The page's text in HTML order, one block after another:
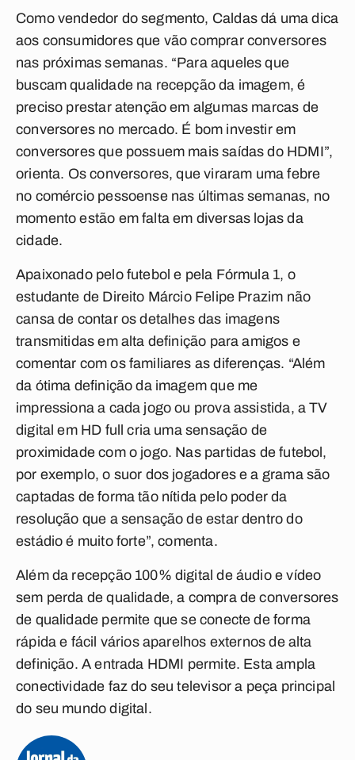
Como vendedor do segmento, Caldas dá uma dica
aos consumidores que vão comprar conversores
nas próximas semanas. “Para aqueles que
buscam qualidade na recepção da imagem, é
preciso prestar atenção em algumas marcas de
conversores no mercado. É bom investir em
conversores que possuem mais saídas do HDMI”,
orienta. Os conversores, que viraram uma febre
no comércio pessoense nas últimas semanas, no
momento estão em falta em diversas lojas da
cidade.
Apaixonado pelo futebol e pela Fórmula 1, o
estudante de Direito Márcio Felipe Prazim não
cansa de contar os detalhes das imagens
transmitidas em alta definição para amigos e
comentar com os familiares as diferenças. “Além
da ótima definição da imagem que me
impressiona a cada jogo ou prova assistida, a TV
digital em HD full cria uma sensação de
proximidade com o jogo. Nas partidas de futebol,
por exemplo, o suor dos jogadores e a grama são
captadas de forma tão nítida pelo poder da
resolução que a sensação de estar dentro do
estádio é muito forte”, comenta.
Além da recepção 100% digital de áudio e vídeo
sem perda de qualidade, a compra de conversores
de qualidade permite que se conecte de forma
rápida e fácil vários aparelhos externos de alta
definição. A entrada HDMI permite. Esta ampla
conectividade faz do seu televisor a peça principal
do seu mundo digital.